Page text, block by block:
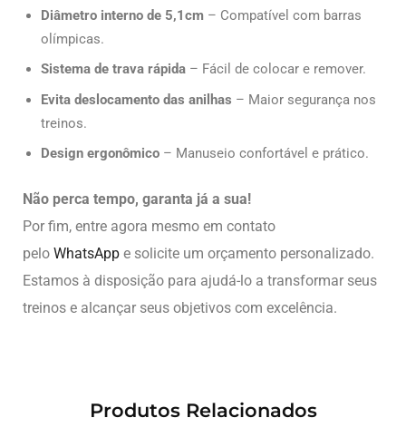
Diâmetro interno de 5,1cm – Compatível com barras
olímpicas.
Sistema de trava rápida – Fácil de colocar e remover.
Evita deslocamento das anilhas – Maior segurança nos
treinos.
Design ergonômico – Manuseio confortável e prático.
Não perca tempo, garanta já a sua!
Por fim, entre agora mesmo em contato
pelo WhatsApp e solicite um orçamento personalizado.
Estamos à disposição para ajudá-lo a transformar seus
treinos e alcançar seus objetivos com excelência.
Produtos Relacionados